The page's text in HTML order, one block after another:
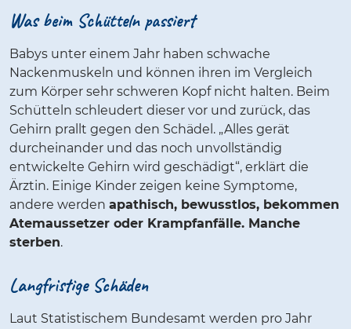
Was beim Schütteln passiert
Babys unter einem Jahr haben schwache
Nackenmuskeln und können ihren im Vergleich
zum Körper sehr schweren Kopf nicht halten. Beim
Schütteln schleudert dieser vor und zurück, das
Gehirn prallt gegen den Schädel. „Alles gerät
durcheinander und das noch unvollständig
entwickelte Gehirn wird geschädigt“, erklärt die
Ärztin. Einige Kinder zeigen keine Symptome,
andere werden apathisch, bewusstlos, bekommen
Atemaussetzer oder Krampfanfälle. Manche
sterben.
Langfristige Schäden
Laut Statistischem Bundesamt werden pro Jahr